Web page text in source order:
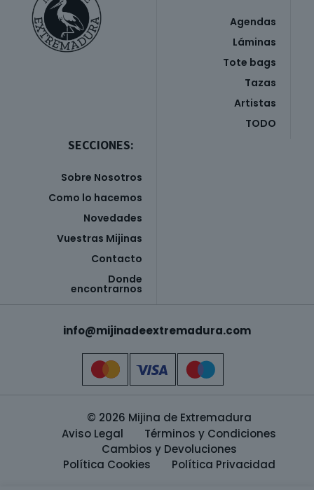
Agendas
Láminas
Tote bags
Tazas
Artistas
TODO
SECCIONES:
Sobre Nosotros
Como lo hacemos
Novedades
Vuestras Mijinas
Contacto
Donde
encontrarnos
info@mijinadeextremadura.com
© 2026 Mijina de Extremadura
Aviso Legal
Términos y Condiciones
Cambios y Devoluciones
Política Cookies
Política Privacidad